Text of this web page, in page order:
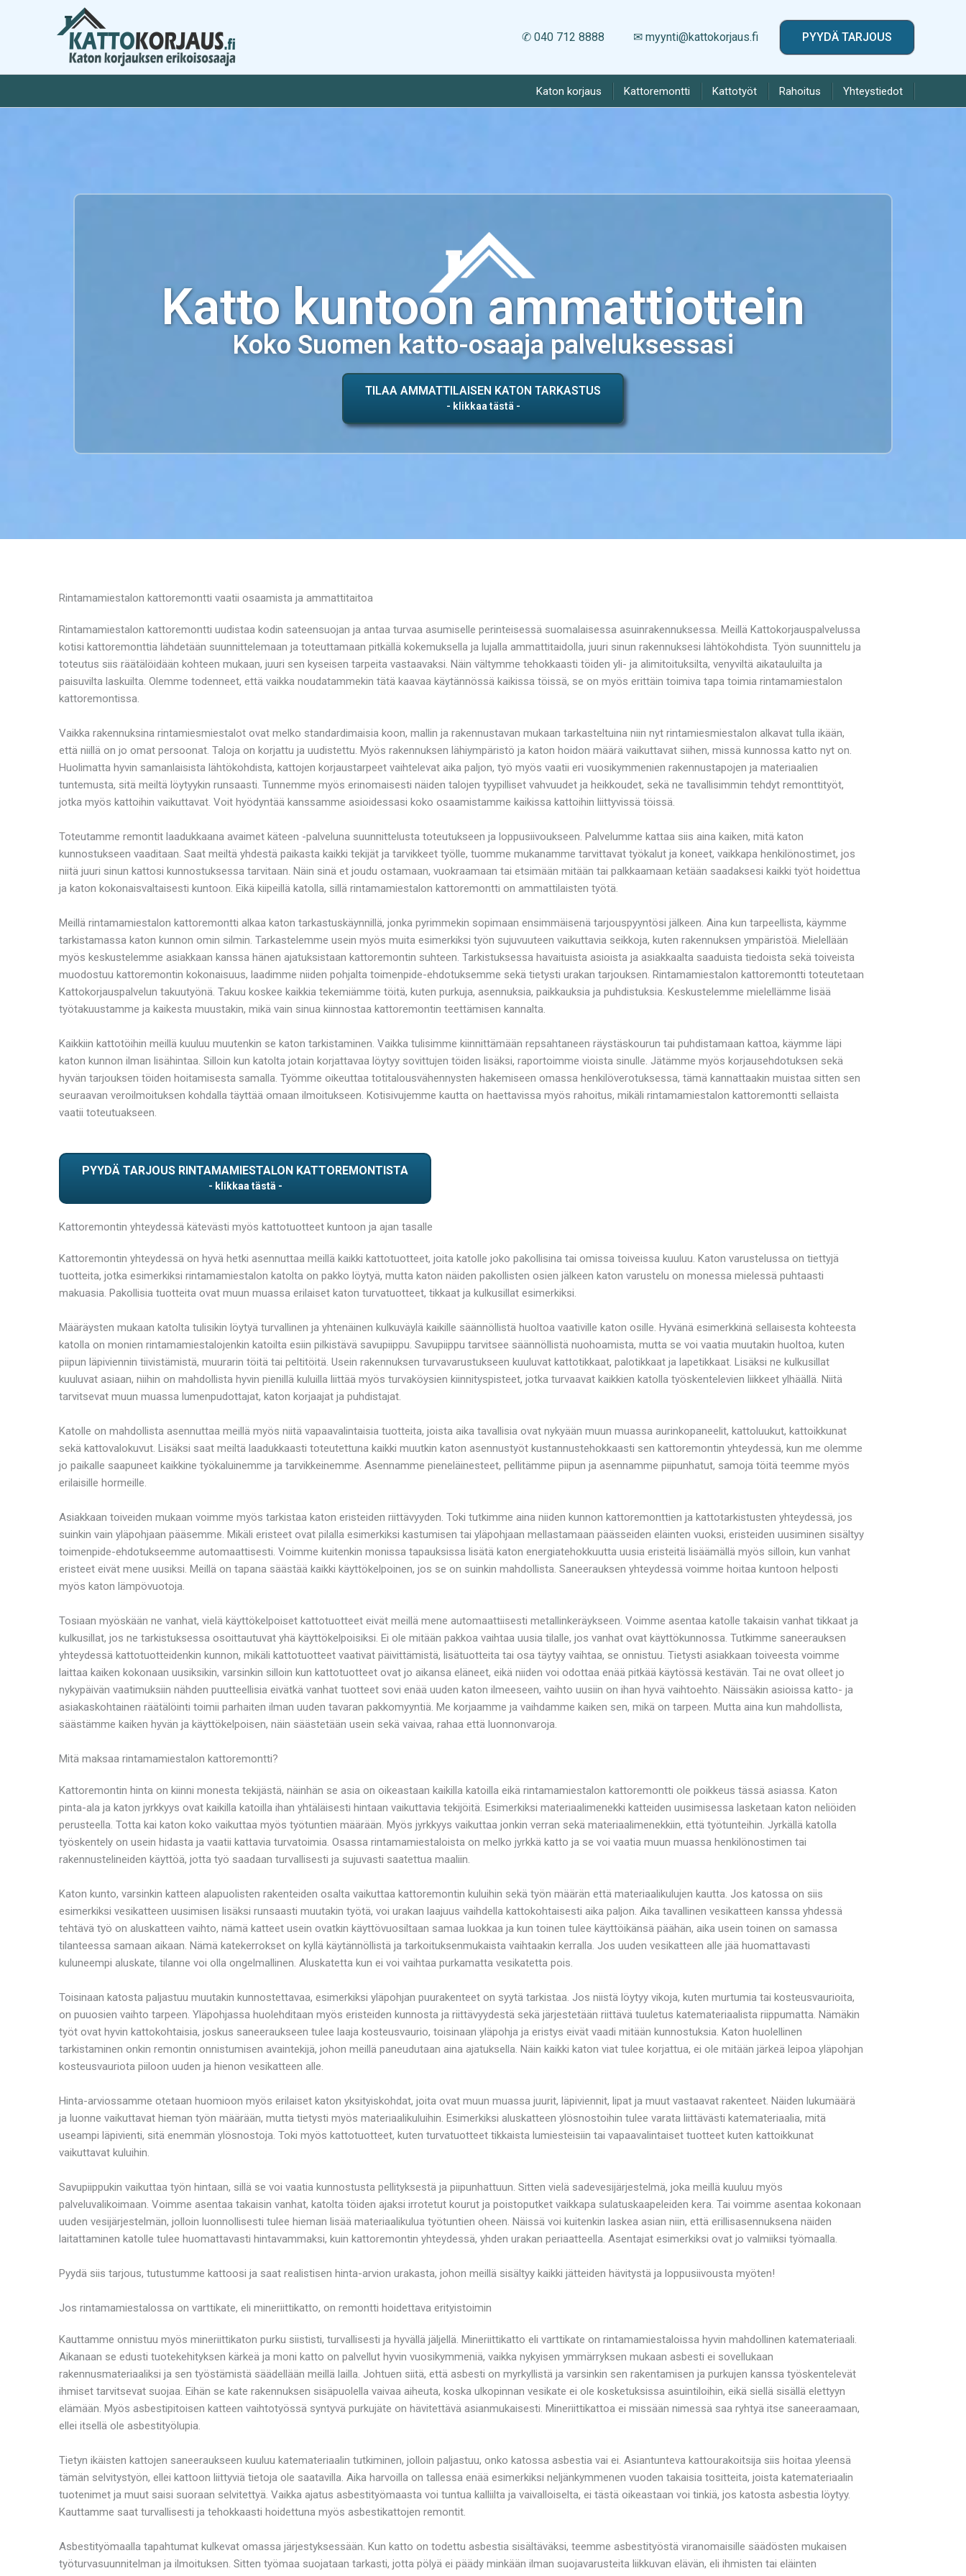
✆ 040 712 8888 ✉ myynti@kattokorjaus.fi PYYDÄ TARJOUS
Katon korjaus Kattoremontti Kattotyöt Rahoitus Yhteystiedot
Katto kuntoon ammattiottein
Koko Suomen katto-osaaja palveluksessasi
TILAA AMMATTILAISEN KATON TARKASTUS
Rintamamiestalon kattoremontti vaatii osaamista ja ammattitaitoa
Rintamamiestalon kattoremontti uudistaa kodin sateensuojan ja antaa turvaa asumiselle perinteisessä suomalaisessa asuinrakennuksessa. Meillä Kattokorjauspalvelussa
kotisi kattoremonttia lähdetään suunnittelemaan ja toteuttamaan pitkällä kokemuksella ja lujalla ammattitaidolla, juuri sinun rakennuksesi lähtökohdista. Työn suunnittelu ja
toteutus siis räätälöidään kohteen mukaan, juuri sen kyseisen tarpeita vastaavaksi. Näin vältymme tehokkaasti töiden yli- ja alimitoituksilta, venyviltä aikatauluilta ja
paisuvilta laskuilta. Olemme todenneet, että vaikka noudatammekin tätä kaavaa käytännössä kaikissa töissä, se on myös erittäin toimiva tapa toimia rintamamiestalon
kattoremontissa.
Vaikka rakennuksina rintamiesmiestalot ovat melko standardimaisia koon, mallin ja rakennustavan mukaan tarkasteltuina niin nyt rintamiesmiestalon alkavat tulla ikään,
että niillä on jo omat persoonat. Taloja on korjattu ja uudistettu. Myös rakennuksen lähiympäristö ja katon hoidon määrä vaikuttavat siihen, missä kunnossa katto nyt on.
Huolimatta hyvin samanlaisista lähtökohdista, kattojen korjaustarpeet vaihtelevat aika paljon, työ myös vaatii eri vuosikymmenien rakennustapojen ja materiaalien
tuntemusta, sitä meiltä löytyykin runsaasti. Tunnemme myös erinomaisesti näiden talojen tyypilliset vahvuudet ja heikkoudet, sekä ne tavallisimmin tehdyt remonttityöt,
jotka myös kattoihin vaikuttavat. Voit hyödyntää kanssamme asioidessasi koko osaamistamme kaikissa kattoihin liittyvissä töissä.
Toteutamme remontit laadukkaana avaimet käteen -palveluna suunnittelusta toteutukseen ja loppusiivoukseen. Palvelumme kattaa siis aina kaiken, mitä katon
kunnostukseen vaaditaan. Saat meiltä yhdestä paikasta kaikki tekijät ja tarvikkeet työlle, tuomme mukanamme tarvittavat työkalut ja koneet, vaikkapa henkilönostimet, jos
niitä juuri sinun kattosi kunnostuksessa tarvitaan. Näin sinä et joudu ostamaan, vuokraamaan tai etsimään mitään tai palkkaamaan ketään saadaksesi kaikki työt hoidettua
ja katon kokonaisvaltaisesti kuntoon. Eikä kiipeillä katolla, sillä rintamamiestalon kattoremontti on ammattilaisten työtä.
Meillä rintamamiestalon kattoremontti alkaa katon tarkastuskäynnillä, jonka pyrimmekin sopimaan ensimmäisenä tarjouspyyntösi jälkeen. Aina kun tarpeellista, käymme
tarkistamassa katon kunnon omin silmin. Tarkastelemme usein myös muita esimerkiksi työn sujuvuuteen vaikuttavia seikkoja, kuten rakennuksen ympäristöä. Mielellään
myös keskustelemme asiakkaan kanssa hänen ajatuksistaan kattoremontin suhteen. Tarkistuksessa havaituista asioista ja asiakkaalta saaduista tiedoista sekä toiveista
muodostuu kattoremontin kokonaisuus, laadimme niiden pohjalta toimenpide-ehdotuksemme sekä tietysti urakan tarjouksen. Rintamamiestalon kattoremontti toteutetaan
Kattokorjauspalvelun takuutyönä. Takuu koskee kaikkia tekemiämme töitä, kuten purkuja, asennuksia, paikkauksia ja puhdistuksia. Keskustelemme mielellämme lisää
työtakuustamme ja kaikesta muustakin, mikä vain sinua kiinnostaa kattoremontin teettämisen kannalta.
Kaikkiin kattotöihin meillä kuuluu muutenkin se katon tarkistaminen. Vaikka tulisimme kiinnittämään repsahtaneen räystäskourun tai puhdistamaan kattoa, käymme läpi
katon kunnon ilman lisähintaa. Silloin kun katolta jotain korjattavaa löytyy sovittujen töiden lisäksi, raportoimme vioista sinulle. Jätämme myös korjausehdotuksen sekä
hyvän tarjouksen töiden hoitamisesta samalla. Työmme oikeuttaa totitalousvähennysten hakemiseen omassa henkilöverotuksessa, tämä kannattaakin muistaa sitten sen
seuraavan veroilmoituksen kohdalla täyttää omaan ilmoitukseen. Kotisivujemme kautta on haettavissa myös rahoitus, mikäli rintamamiestalon kattoremontti sellaista
vaatii toteutuakseen.
PYYDÄ TARJOUS RINTAMAMIESTALON KATTOREMONTISTA
Kattoremontin yhteydessä kätevästi myös kattotuotteet kuntoon ja ajan tasalle
Kattoremontin yhteydessä on hyvä hetki asennuttaa meillä kaikki kattotuotteet, joita katolle joko pakollisina tai omissa toiveissa kuuluu. Katon varustelussa on tiettyjä
tuotteita, jotka esimerkiksi rintamamiestalon katolta on pakko löytyä, mutta katon näiden pakollisten osien jälkeen katon varustelu on monessa mielessä puhtaasti
makuasia. Pakollisia tuotteita ovat muun muassa erilaiset katon turvatuotteet, tikkaat ja kulkusillat esimerkiksi.
Määräysten mukaan katolta tulisikin löytyä turvallinen ja yhtenäinen kulkuväylä kaikille säännöllistä huoltoa vaativille katon osille. Hyvänä esimerkkinä sellaisesta kohteesta
katolla on monien rintamamiestalojenkin katoilta esiin pilkistävä savupiippu. Savupiippu tarvitsee säännöllistä nuohoamista, mutta se voi vaatia muutakin huoltoa, kuten
piipun läpiviennin tiivistämistä, muurarin töitä tai peltitöitä. Usein rakennuksen turvavarustukseen kuuluvat kattotikkaat, palotikkaat ja lapetikkaat. Lisäksi ne kulkusillat
kuuluvat asiaan, niihin on mahdollista hyvin pienillä kuluilla liittää myös turvaköysien kiinnityspisteet, jotka turvaavat kaikkien katolla työskentelevien liikkeet ylhäällä. Niitä
tarvitsevat muun muassa lumenpudottajat, katon korjaajat ja puhdistajat.
Katolle on mahdollista asennuttaa meillä myös niitä vapaavalintaisia tuotteita, joista aika tavallisia ovat nykyään muun muassa aurinkopaneelit, kattoluukut, kattoikkunat
sekä kattovalokuvut. Lisäksi saat meiltä laadukkaasti toteutettuna kaikki muutkin katon asennustyöt kustannustehokkaasti sen kattoremontin yhteydessä, kun me olemme
jo paikalle saapuneet kaikkine työkaluinemme ja tarvikkeinemme. Asennamme pieneläinesteet, pellitämme piipun ja asennamme piipunhatut, samoja töitä teemme myös
erilaisille hormeille.
Asiakkaan toiveiden mukaan voimme myös tarkistaa katon eristeiden riittävyyden. Toki tutkimme aina niiden kunnon kattoremonttien ja kattotarkistusten yhteydessä, jos
suinkin vain yläpohjaan pääsemme. Mikäli eristeet ovat pilalla esimerkiksi kastumisen tai yläpohjaan mellastamaan päässeiden eläinten vuoksi, eristeiden uusiminen sisältyy
toimenpide-ehdotukseemme automaattisesti. Voimme kuitenkin monissa tapauksissa lisätä katon energiatehokkuutta uusia eristeitä lisäämällä myös silloin, kun vanhat
eristeet eivät mene uusiksi. Meillä on tapana säästää kaikki käyttökelpoinen, jos se on suinkin mahdollista. Saneerauksen yhteydessä voimme hoitaa kuntoon helposti
myös katon lämpövuotoja.
Tosiaan myöskään ne vanhat, vielä käyttökelpoiset kattotuotteet eivät meillä mene automaattiisesti metallinkeräykseen. Voimme asentaa katolle takaisin vanhat tikkaat ja
kulkusillat, jos ne tarkistuksessa osoittautuvat yhä käyttökelpoisiksi. Ei ole mitään pakkoa vaihtaa uusia tilalle, jos vanhat ovat käyttökunnossa. Tutkimme saneerauksen
yhteydessä kattotuotteidenkin kunnon, mikäli kattotuotteet vaativat päivittämistä, lisätuotteita tai osa täytyy vaihtaa, se onnistuu. Tietysti asiakkaan toiveesta voimme
laittaa kaiken kokonaan uusiksikin, varsinkin silloin kun kattotuotteet ovat jo aikansa eläneet, eikä niiden voi odottaa enää pitkää käytössä kestävän. Tai ne ovat olleet jo
nykypäivän vaatimuksiin nähden puutteellisia eivätkä vanhat tuotteet sovi enää uuden katon ilmeeseen, vaihto uusiin on ihan hyvä vaihtoehto. Näissäkin asioissa katto- ja
asiakaskohtainen räätälöinti toimii parhaiten ilman uuden tavaran pakkomyyntiä. Me korjaamme ja vaihdamme kaiken sen, mikä on tarpeen. Mutta aina kun mahdollista,
säästämme kaiken hyvän ja käyttökelpoisen, näin säästetään usein sekä vaivaa, rahaa että luonnonvaroja.
Mitä maksaa rintamamiestalon kattoremontti?
Kattoremontin hinta on kiinni monesta tekijästä, näinhän se asia on oikeastaan kaikilla katoilla eikä rintamamiestalon kattoremontti ole poikkeus tässä asiassa. Katon
pinta-ala ja katon jyrkkyys ovat kaikilla katoilla ihan yhtäläisesti hintaan vaikuttavia tekijöitä. Esimerkiksi materiaalimenekki katteiden uusimisessa lasketaan katon neliöiden
perusteella. Totta kai katon koko vaikuttaa myös työtuntien määrään. Myös jyrkkyys vaikuttaa jonkin verran sekä materiaalimenekkiin, että työtunteihin. Jyrkällä katolla
työskentely on usein hidasta ja vaatii kattavia turvatoimia. Osassa rintamamiestaloista on melko jyrkkä katto ja se voi vaatia muun muassa henkilönostimen tai
rakennustelineiden käyttöä, jotta työ saadaan turvallisesti ja sujuvasti saatettua maaliin.
Katon kunto, varsinkin katteen alapuolisten rakenteiden osalta vaikuttaa kattoremontin kuluihin sekä työn määrän että materiaalikulujen kautta. Jos katossa on siis
esimerkiksi vesikatteen uusimisen lisäksi runsaasti muutakin työtä, voi urakan laajuus vaihdella kattokohtaisesti aika paljon. Aika tavallinen vesikatteen kanssa yhdessä
tehtävä työ on aluskatteen vaihto, nämä katteet usein ovatkin käyttövuosiltaan samaa luokkaa ja kun toinen tulee käyttöikänsä päähän, aika usein toinen on samassa
tilanteessa samaan aikaan. Nämä katekerrokset on kyllä käytännöllistä ja tarkoituksenmukaista vaihtaakin kerralla. Jos uuden vesikatteen alle jää huomattavasti
kuluneempi aluskate, tilanne voi olla ongelmallinen. Aluskatetta kun ei voi vaihtaa purkamatta vesikatetta pois.
Toisinaan katosta paljastuu muutakin kunnostettavaa, esimerkiksi yläpohjan puurakenteet on syytä tarkistaa. Jos niistä löytyy vikoja, kuten murtumia tai kosteusvaurioita,
on puuosien vaihto tarpeen. Yläpohjassa huolehditaan myös eristeiden kunnosta ja riittävyydestä sekä järjestetään riittävä tuuletus katemateriaalista riippumatta. Nämäkin
työt ovat hyvin kattokohtaisia, joskus saneeraukseen tulee laaja kosteusvaurio, toisinaan yläpohja ja eristys eivät vaadi mitään kunnostuksia. Katon huolellinen
tarkistaminen onkin remontin onnistumisen avaintekijä, johon meillä paneudutaan aina ajatuksella. Näin kaikki katon viat tulee korjattua, ei ole mitään järkeä leipoa yläpohjan
kosteusvauriota piiloon uuden ja hienon vesikatteen alle.
Hinta-arviossamme otetaan huomioon myös erilaiset katon yksityiskohdat, joita ovat muun muassa juurit, läpiviennit, lipat ja muut vastaavat rakenteet. Näiden lukumäärä
ja luonne vaikuttavat hieman työn määrään, mutta tietysti myös materiaalikuluihin. Esimerkiksi aluskatteen ylösnostoihin tulee varata liittävästi katemateriaalia, mitä
useampi läpivienti, sitä enemmän ylösnostoja. Toki myös kattotuotteet, kuten turvatuotteet tikkaista lumiesteisiin tai vapaavalintaiset tuotteet kuten kattoikkunat
vaikuttavat kuluihin.
Savupiippukin vaikuttaa työn hintaan, sillä se voi vaatia kunnostusta pellityksestä ja piipunhattuun. Sitten vielä sadevesijärjestelmä, joka meillä kuuluu myös
palveluvalikoimaan. Voimme asentaa takaisin vanhat, katolta töiden ajaksi irrotetut kourut ja poistoputket vaikkapa sulatuskaapeleiden kera. Tai voimme asentaa kokonaan
uuden vesijärjestelmän, jolloin luonnollisesti tulee hieman lisää materiaalikulua työtuntien oheen. Näissä voi kuitenkin laskea asian niin, että erillisasennuksena näiden
laitattaminen katolle tulee huomattavasti hintavammaksi, kuin kattoremontin yhteydessä, yhden urakan periaatteella. Asentajat esimerkiksi ovat jo valmiiksi työmaalla.
Pyydä siis tarjous, tutustumme kattoosi ja saat realistisen hinta-arvion urakasta, johon meillä sisältyy kaikki jätteiden hävitystä ja loppusiivousta myöten!
Jos rintamamiestalossa on varttikate, eli mineriittikatto, on remontti hoidettava erityistoimin
Kauttamme onnistuu myös mineriittikaton purku siististi, turvallisesti ja hyvällä jäljellä. Mineriittikatto eli varttikate on rintamamiestaloissa hyvin mahdollinen katemateriaali.
Aikanaan se edusti tuotekehityksen kärkeä ja moni katto on palvellut hyvin vuosikymmeniä, vaikka nykyisen ymmärryksen mukaan asbesti ei sovellukaan
rakennusmateriaaliksi ja sen työstämistä säädellään meillä lailla. Johtuen siitä, että asbesti on myrkyllistä ja varsinkin sen rakentamisen ja purkujen kanssa työskentelevät
ihmiset tarvitsevat suojaa. Eihän se kate rakennuksen sisäpuolella vaivaa aiheuta, koska ulkopinnan vesikate ei ole kosketuksissa asuintiloihin, eikä siellä sisällä elettyyn
elämään. Myös asbestipitoisen katteen vaihtotyössä syntyvä purkujäte on hävitettävä asianmukaisesti. Mineriittikattoa ei missään nimessä saa ryhtyä itse saneeraamaan,
ellei itsellä ole asbestityölupia.
Tietyn ikäisten kattojen saneeraukseen kuuluu katemateriaalin tutkiminen, jolloin paljastuu, onko katossa asbestia vai ei. Asiantunteva kattourakoitsija siis hoitaa yleensä
tämän selvitystyön, ellei kattoon liittyviä tietoja ole saatavilla. Aika harvoilla on tallessa enää esimerkiksi neljänkymmenen vuoden takaisia tositteita, joista katemateriaalin
tuotenimet ja muut saisi suoraan selvitettyä. Vaikka ajatus asbestityömaasta voi tuntua kalliilta ja vaivalloiselta, ei tästä oikeastaan voi tinkiä, jos katosta asbestia löytyy.
Kauttamme saat turvallisesti ja tehokkaasti hoidettuna myös asbestikattojen remontit.
Asbestityömaalla tapahtumat kulkevat omassa järjestyksessään. Kun katto on todettu asbestia sisältäväksi, teemme asbestityöstä viranomaisille säädösten mukaisen
työturvasuunnitelman ja ilmoituksen. Sitten työmaa suojataan tarkasti, jotta pölyä ei päädy minkään ilman suojavarusteita liikkuvan elävän, eli ihmisten tai eläinten